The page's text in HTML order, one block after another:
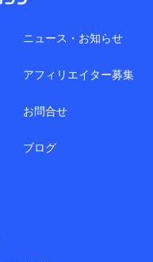
ニュース・お知らせ
アフィリエイター募集
お問合せ
ブログ